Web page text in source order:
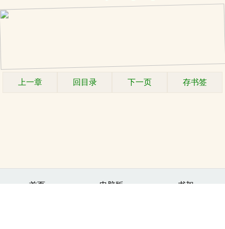
上一章 回目录 下一页 存书签
首页 电脑版 书架